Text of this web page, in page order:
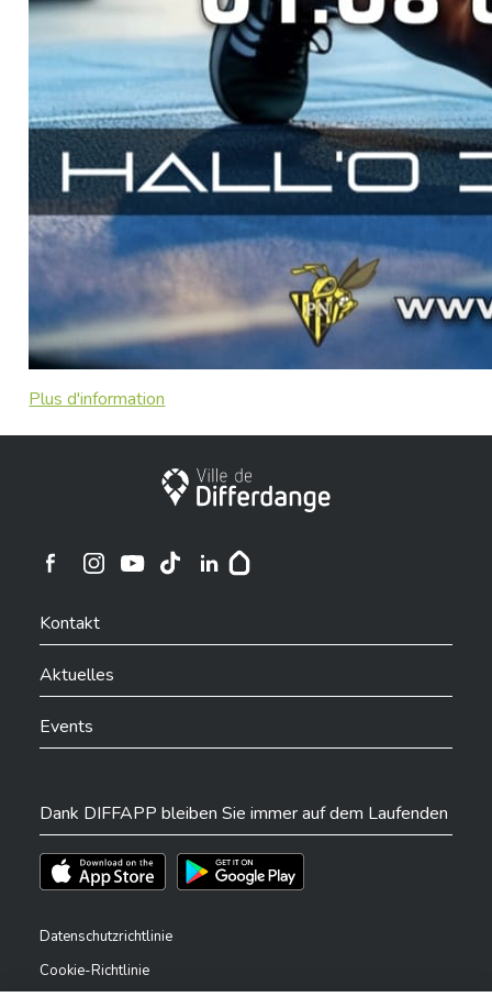
Plus d'information
Stadt Differdingen
Ville de Differdange sur Instagram
Kontakt
Aktuelles
Events
Dank DIFFAPP bleiben Sie immer auf dem Laufenden
Téléchargez l'app sur l'App StoreTéléchargez l'app sur Play Store
Datenschutzrichtlinie
Cookie-Richtlinie